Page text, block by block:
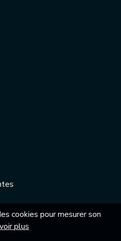
cookies pour mesurer son
plus